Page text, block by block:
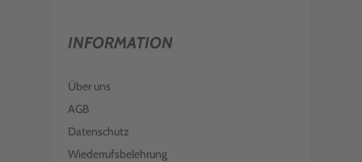
INFORMATION
Über uns
AGB
Datenschutz
Wiederrufsbelehrung